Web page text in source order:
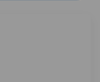
de LinkedIn
por correo